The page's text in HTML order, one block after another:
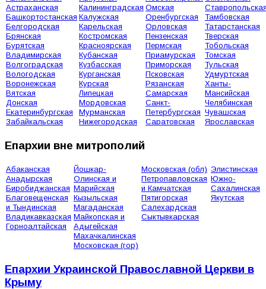
Астраханская
Башкортостанская
Белгородская
Брянская
Бурятская
Владимирская
Волгоградская
Вологодская
Воронежская
Вятская
Донская
Екатеринбургская
Забайкальская
Калининградская
Калужская
Карельская
Костромская
Красноярская
Кубанская
Кузбасская
Курганская
Курская
Липецкая
Мордовская
Мурманская
Нижегородская
Омская
Оренбургская
Орловская
Пензенская
Пермская
Приамурская
Приморская
Псковская
Рязанская
Самарская
Санкт-
Петербургская
Саратовская
Тамбовская
Татарстанская
Тверская
Тобольская
Томская
Тульская
Удмуртская
Ханты-
Мансийская
Челябинская
Чувашская
Ярославская
Епархии вне митрополий
Абаканская
Анадырская
Биробиджанская
Благовещенская
и Тындинская
Владикавказская
Горноалтайская
Йошкар-
Олинская и
Марийская
Кызыльская
Магаданская
Майкопская и
Адыгейская
Махачкалинская
Московская (гор)
Московская (обл)
Петропавловская
и Камчатская
Пятигорская
Салехардская
Сыктывкарская
Элистинская
Южно-
Сахалинская
Якутская
Епархии Украинской Православной Церкви в
Крыму